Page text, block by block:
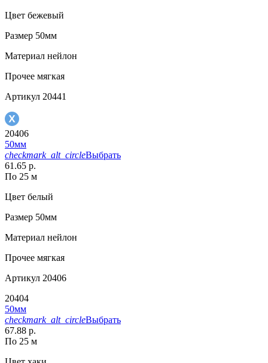
Цвет бежевый
Размер 50мм
Материал нейлон
Прочее мягкая
Артикул 20441
20406
50мм
checkmark_alt_circleВыбрать
61.65 р.
По 25 м
Цвет белый
Размер 50мм
Материал нейлон
Прочее мягкая
Артикул 20406
20404
50мм
checkmark_alt_circleВыбрать
67.88 р.
По 25 м